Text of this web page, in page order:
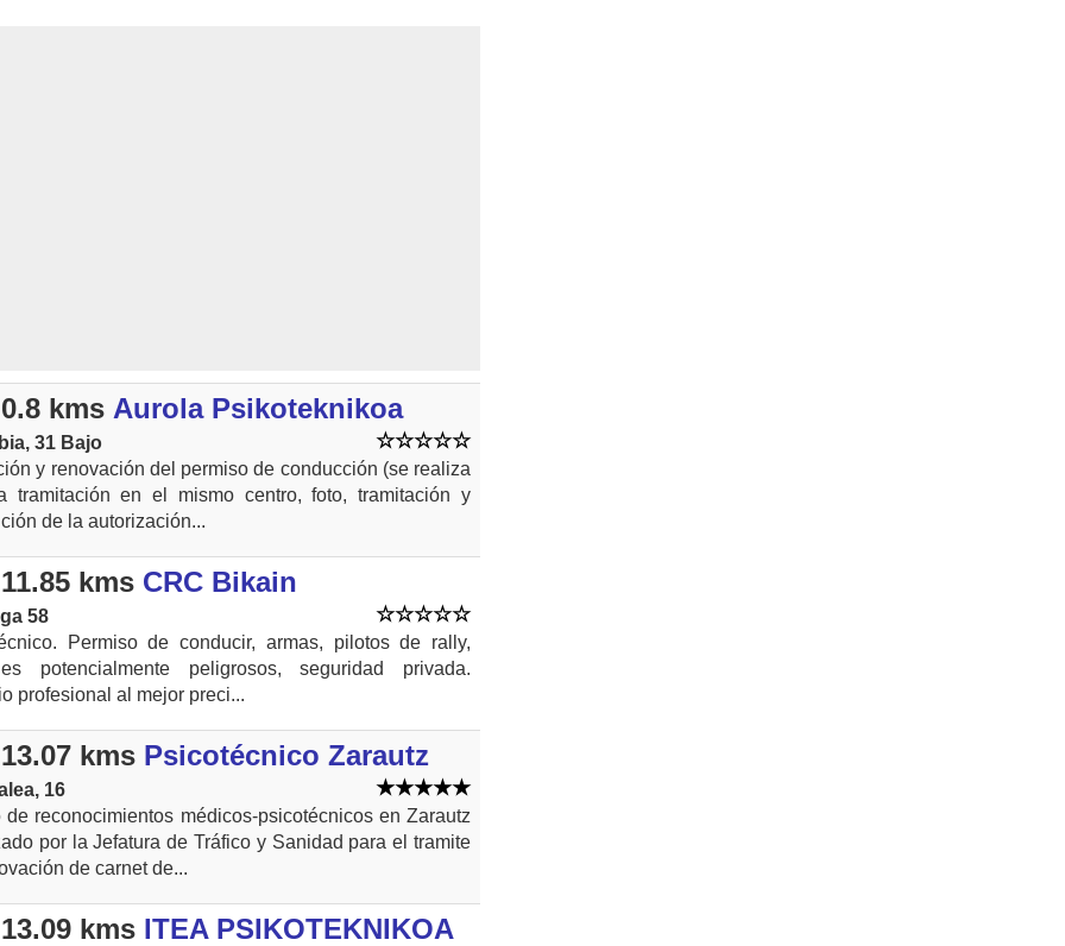
kms Aurola Psikoteknikoa
31 Bajo
y renovación del permiso de conducción (se realiza
tramitación en el mismo centro, foto, tramitación y
de la autorización...
kms CRC Bikain
58
Permiso de conducir, armas, pilotos de rally,
potencialmente peligrosos, seguridad privada.
profesional al mejor preci...
kms Psicotécnico Zarautz
16
de reconocimientos médicos-psicotécnicos en Zarautz
por la Jefatura de Tráfico y Sanidad para el tramite
de carnet de...
kms ITEA PSIKOTEKNIKOA